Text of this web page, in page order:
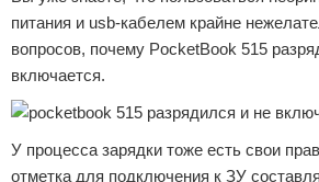
питания и usb-кабелем крайне
вопросов, почему PocketBook 515
включается.
У процесса зарядки тоже есть свои
отметка для подключения к ЗУ